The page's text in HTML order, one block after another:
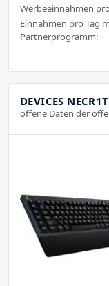
Werbeeinnahmen
Einnahmen pro Tag
Partnerprogramm:
DEVICES
offene Daten der